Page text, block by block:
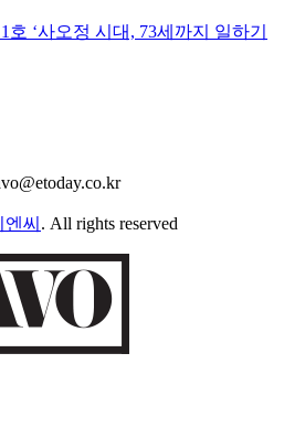
호 ‘사오정 시대, 73세까지 일하기
씨 . All rights reserved